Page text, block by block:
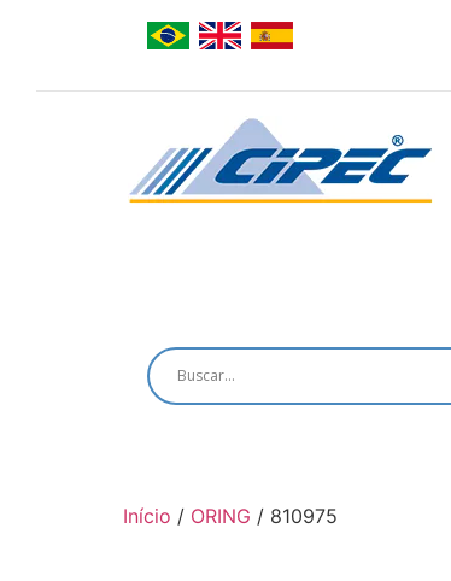
Início / ORING / 810975